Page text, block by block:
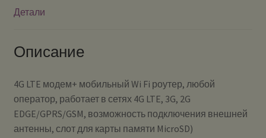
Детали
Описание
4G LTE модем+ мобильный Wi Fi роутер, любой
оператор, работает в сетях 4G LTE, 3G, 2G
EDGE/GPRS/GSM, возможность подключения внешней
антенны, слот для карты памяти MicroSD)